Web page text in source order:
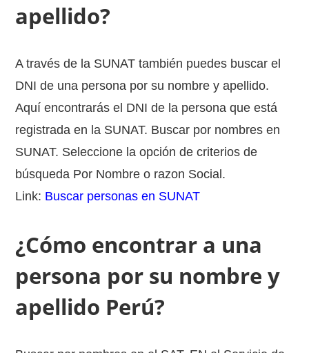
apellido?
A través de la SUNAT también puedes buscar el
DNI de una persona por su nombre y apellido.
Aquí encontrarás el DNI de la persona que está
registrada en la SUNAT. Buscar por nombres en
SUNAT. Seleccione la opción de criterios de
búsqueda Por Nombre o razon Social.
Link: Buscar personas en SUNAT
¿Cómo encontrar a una
persona por su nombre y
apellido Perú?